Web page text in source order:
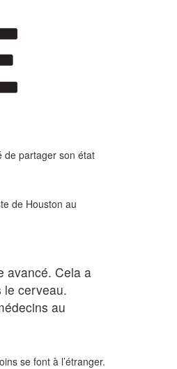
de partager son état
de Houston au
avancé. Cela a
le cerveau.
au
se font à l’étranger.